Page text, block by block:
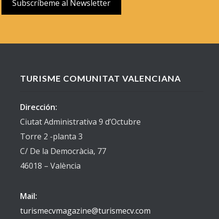
TURISME COMUNITAT VALENCIANA
Dirección:
Ciutat Administrativa 9 d’Octubre
Torre 2 -planta 3
C/ De la Democràcia, 77
46018 – València
Mail:
turismecvmagazine@turismecv.com